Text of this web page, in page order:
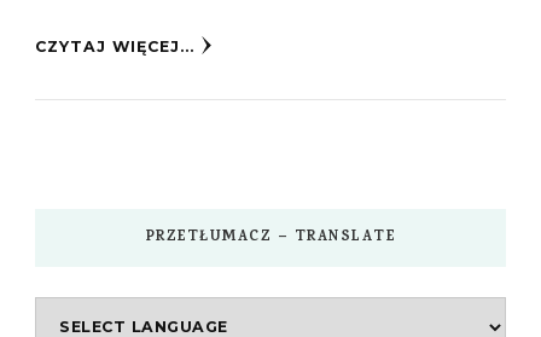
CZYTAJ WIĘCEJ...
PRZETŁUMACZ – TRANSLATE